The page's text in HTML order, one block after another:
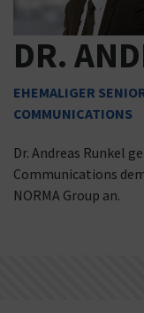
DR.
EHEMALIGER
COMMUNICATIONS
Dr. Andreas Runkel
Communications
NORMA Group an.